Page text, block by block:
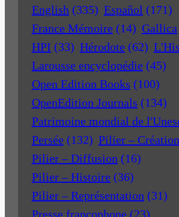
English (335) Español (171)
France Mémoire (14) Gallica
HPI (33) Hérodote (62)
Larousse encyclopédie (45)
Open Edition Books (100)
OpenEdition Journals (134)
Patrimoine mondial de
Persée (132) Pilier – Création
Pilier – Diffusion (16)
Pilier – Histoire (36)
Pilier – Représentation (31)
Presse francophone (23)